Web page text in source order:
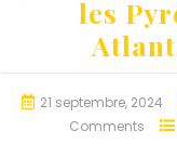
les
21 septembre, 2024
Comments